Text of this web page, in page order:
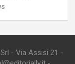
- Via Assisi 21 -